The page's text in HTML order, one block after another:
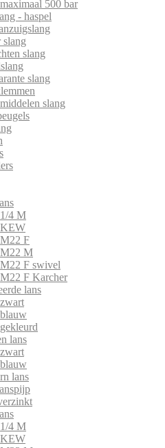
maximaal 500 bar
- haspel
slang
slang
slang
slang
1/4 M
KEW
M22 F
M22 M
M22 F swivel
M22 F Karcher
lans
zwart
blauw
gekleurd
lans
zwart
blauw
lans
1/4 M
KEW